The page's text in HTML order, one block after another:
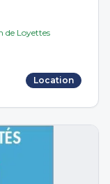
de Loyettes
Location